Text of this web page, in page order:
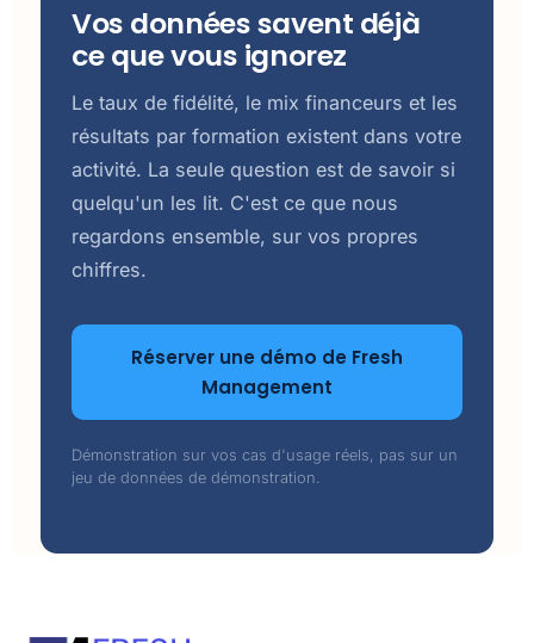
Vos données savent déjà
ce que vous ignorez
Le taux de fidélité, le mix financeurs et les
résultats par formation existent dans votre
activité. La seule question est de savoir si
quelqu'un les lit. C'est ce que nous
regardons ensemble, sur vos propres
chiffres.
Réserver une démo de Fresh
Management
Démonstration sur vos cas d'usage réels, pas sur un
jeu de données de démonstration.